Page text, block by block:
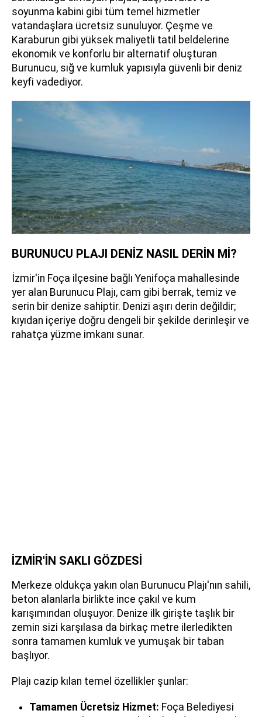
soyunma kabini gibi tüm temel hizmetler
vatandaşlara ücretsiz sunuluyor. Çeşme ve
Karaburun gibi yüksek maliyetli tatil beldelerine
ekonomik ve konforlu bir alternatif oluşturan
Burunucu, sığ ve kumluk yapısıyla güvenli bir deniz
keyfi vadediyor.
BURUNUCU PLAJI DENİZ NASIL DERİN Mİ?
İzmir'in Foça ilçesine bağlı Yenifoça mahallesinde
yer alan Burunucu Plajı, cam gibi berrak, temiz ve
serin bir denize sahiptir. Denizi aşırı derin değildir;
kıyıdan içeriye doğru dengeli bir şekilde derinleşir ve
rahatça yüzme imkanı sunar.
İZMİR'İN SAKLI GÖZDESİ
Merkeze oldukça yakın olan Burunucu Plajı'nın sahili,
beton alanlarla birlikte ince çakıl ve kum
karışımından oluşuyor. Denize ilk girişte taşlık bir
zemin sizi karşılasa da birkaç metre ilerledikten
sonra tamamen kumluk ve yumuşak bir taban
başlıyor.
Plajı cazip kılan temel özellikler şunlar:
Tamamen Ücretsiz Hizmet: Foça Belediyesi